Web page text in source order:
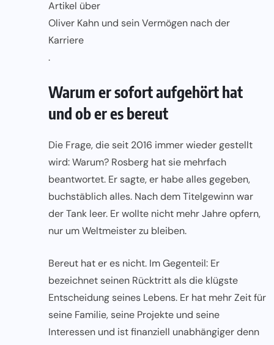
Artikel über
Oliver Kahn und sein Vermögen nach der
Karriere
.
Warum er sofort aufgehört hat
und ob er es bereut
Die Frage, die seit 2016 immer wieder gestellt
wird: Warum? Rosberg hat sie mehrfach
beantwortet. Er sagte, er habe alles gegeben,
buchstäblich alles. Nach dem Titelgewinn war
der Tank leer. Er wollte nicht mehr Jahre opfern,
nur um Weltmeister zu bleiben.
Bereut hat er es nicht. Im Gegenteil: Er
bezeichnet seinen Rücktritt als die klügste
Entscheidung seines Lebens. Er hat mehr Zeit für
seine Familie, seine Projekte und seine
Interessen und ist finanziell unabhängiger denn